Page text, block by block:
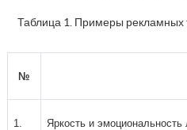
Таблица 1. Примеры рекламных
№
1. Яркость и эмоциональность